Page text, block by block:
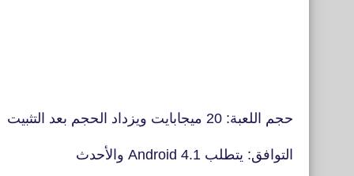
حجم اللعبة: 20 ميجابايت ويزداد الحجم بعد التثبيت
التوافق: يتطلب Android 4.1 والأحدث